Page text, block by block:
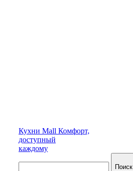
Кухни Mall Комфорт,
доступный
каждому
Поиск